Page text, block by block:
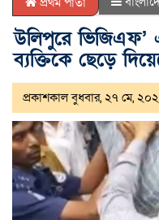
উলিপুরে
ব্যক্তিকে ছেড়ে
প্রকাশকাল বুধবার, ২৭ মে,